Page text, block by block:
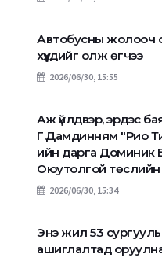
Автобусны жолооч
хүүхдийг олж өгчээ
2026/06/30, 15:55
Аж үйлдвэр, эрдэс
Г.Дамдинням "Рио
ийн дарга Доминик
Оюутолгой
2026/06/30, 15:34
Энэ жил 53
ашиглалтад